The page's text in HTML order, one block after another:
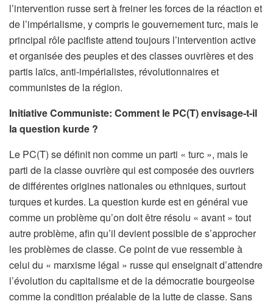
l’intervention russe sert à freiner les forces de la réaction et
de l’impérialisme, y compris le gouvernement turc, mais le
principal rôle pacifiste attend toujours l’intervention active
et organisée des peuples et des classes ouvrières et des
partis laïcs, anti-impérialistes, révolutionnaires et
communistes de la région.
Initiative Communiste: Comment le PC(T) envisage-t-il
la question kurde ?
Le PC(T) se définit non comme un parti « turc », mais le
parti de la classe ouvrière qui est composée des ouvriers
de différentes origines nationales ou ethniques, surtout
turques et kurdes. La question kurde est en général vue
comme un problème qu’on doit être résolu « avant » tout
autre problème, afin qu’il devient possible de s’approcher
les problèmes de classe. Ce point de vue ressemble à
celui du « marxisme légal » russe qui enseignait d’attendre
l’évolution du capitalisme et de la démocratie bourgeoise
comme la condition préalable de la lutte de classe. Sans